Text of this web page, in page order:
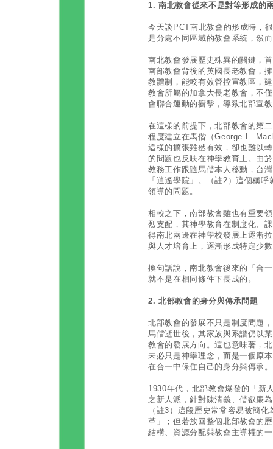
1. 南北教會從來不是對等形成的
今天談PCT南北教會的形成時，
是分處不同區域的教會系統，然
南北教會發展歷史殊異的關鍵，
南部教會背後的英國長老教會，
教體制，能較有效管控宣教區，
教會所屬的加拿大長老教會，不
會聯合運動的衝擊，導致北部宣
在這樣的前提下，北部教會的第
程度建立在馬偕（George L.
這樣的擴張雖然有效，卻也難以
的問題也反映在神學教育上。由
教務工作跟隨馬偕本人移動，台
「逍遙學院」。（註2）這個稱
領導的問題。
相較之下，南部教會雖也有重要
烈支配，其神學教育在制度化、
得南北兩邊在神學校發展上逐漸
與人才培育上，逐漸形成特定少
換句話說，南北教會後來的「合
就不是在相同條件下長成的。
2. 北部教會的身分與傳承問題
北部教會的發展不只是制度問題
馬偕逝世後，其家族與系譜仍以
教會的發展方向。這也意味著，
未必只是神學理念，而是一個原
在合一中保住自己的身分與傳承。
1930年代，北部教會爆發的「新
之新人派，針對陳清義、偕叡廉
（註3）這段歷史常常容易被簡
革」；但若放回整個北部教會的
結構、資源分配與教會主導權的